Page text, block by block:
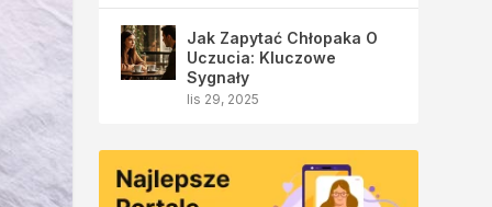
Jak Zapytać Chłopaka O
Uczucia: Kluczowe
Sygnały
lis 29, 2025